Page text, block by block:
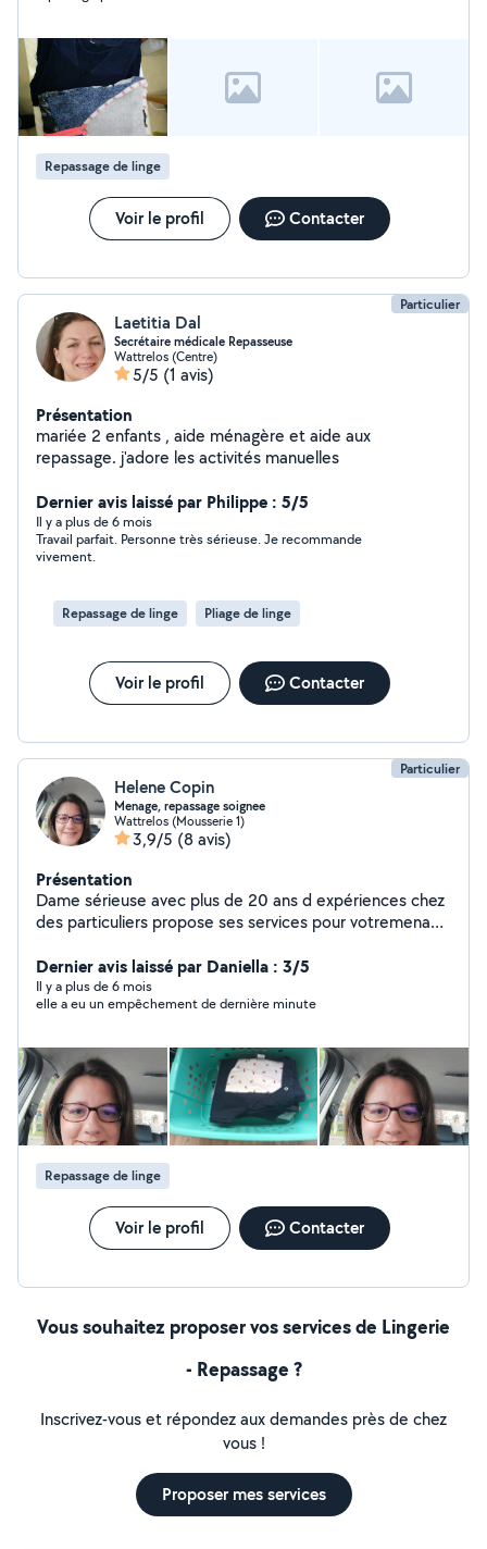
Cordialement.
Repassage de linge
Voir le profil Contacter
Particulier
Laetitia Dal
Secrétaire médicale Repasseuse
Wattrelos (Centre)
5/5 (1 avis)
Présentation
mariée 2 enfants , aide ménagère et aide aux
repassage. j'adore les activités manuelles
Dernier avis laissé par Philippe : 5/5
Il y a plus de 6 mois
Travail parfait. Personne très sérieuse. Je recommande
vivement.
Repassage de linge Pliage de linge
Voir le profil Contacter
Particulier
Helene Copin
Menage, repassage soignee
Wattrelos (Mousserie 1)
3,9/5 (8 avis)
Présentation
Dame sérieuse avec plus de 20 ans d expériences chez
des particuliers propose ses services pour votremenage
Dernier avis laissé par Daniella : 3/5
Il y a plus de 6 mois
elle a eu un empêchement de dernière minute
Repassage de linge
Voir le profil Contacter
Vous souhaitez proposer vos services de Lingerie
- Repassage ?
Inscrivez-vous et répondez aux demandes près de chez
vous !
Proposer mes services